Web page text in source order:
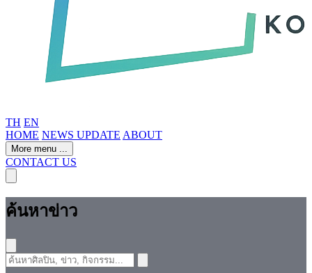
TH EN
HOME NEWS UPDATE ABOUT
More menu ...
CONTACT US
ค้นหาข่าว